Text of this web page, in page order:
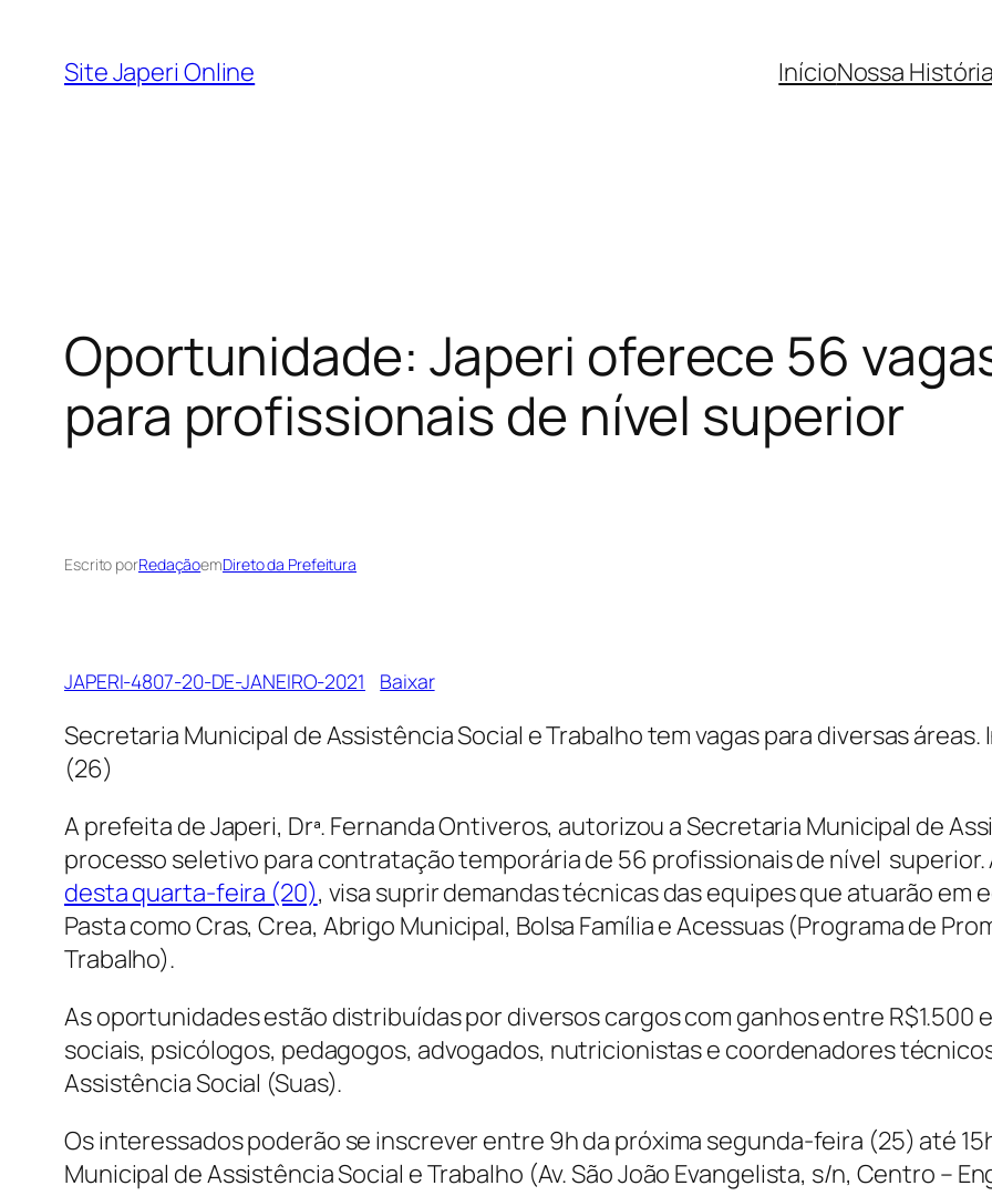
Site Japeri Online InícioNossa
Oportunidade: Japeri oferece 56
para profissionais de nível superior
Escrito porRedaçãoemDireto da Prefeitura
JAPERI-4807-20-DE-JANEIRO-2021 Baixar
Secretaria Municipal de Assistência Social e Trabalho tem vagas para diversas
(26)
A prefeita de Japeri, Drª. Fernanda Ontiveros, autorizou a Secretaria Municipal de
processo seletivo para contratação temporária de 56 profissionais de nível superior.
desta quarta-feira (20), visa suprir demandas técnicas das equipes que atuarão em
Pasta como Cras, Crea, Abrigo Municipal, Bolsa Família e Acessuas (Programa de
Trabalho).
As oportunidades estão distribuídas por diversos cargos com ganhos entre R$1.500
sociais, psicólogos, pedagogos, advogados, nutricionistas e coordenadores
Assistência Social (Suas).
Os interessados poderão se inscrever entre 9h da próxima segunda-feira (25) até
Municipal de Assistência Social e Trabalho (Av. São João Evangelista, s/n, Centro –